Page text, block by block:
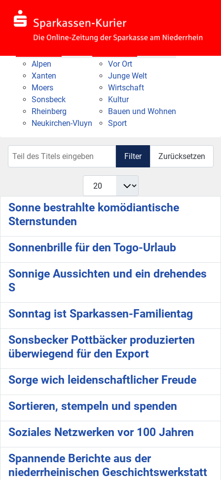
Alpen
Xanten
Moers
Sonsbeck
Rheinberg
Neukirchen-Vluyn
Vor Ort
Junge Welt
Wirtschaft
Kultur
Bauen und Wohnen
Sport
Filter Zurücksetzen
Anzeige #
Sonne bestrahlte komödiantische
Sternstunden
Sonnenbrille für den Togo-Urlaub
Sonnige Aussichten und ein drehendes
S
Sonntag ist Sparkassen-Familientag
Sonsbecker Pottbäcker produzierten
überwiegend für den Export
Sorge wich leidenschaftlicher Freude
Sortieren, stempeln und spenden
Soziales Netzwerken vor 100 Jahren
Spannende Berichte aus der
niederrheinischen Geschichtswerkstatt